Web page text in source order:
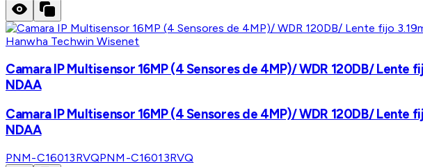
Hanwha Techwin Wisenet
Camara IP Multisensor 16MP (4 Sensores de 4MP)/ WDR 120DB/
NDAA
Camara IP Multisensor 16MP (4 Sensores de 4MP)/ WDR 120DB/
NDAA
PNM-C16013RVQPNM-C16013RVQ